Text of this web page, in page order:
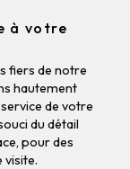
à votre
fiers de notre
hautement
de votre
du détail
pour des
visite.